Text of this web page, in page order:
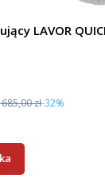
LAVOR
zł-32%